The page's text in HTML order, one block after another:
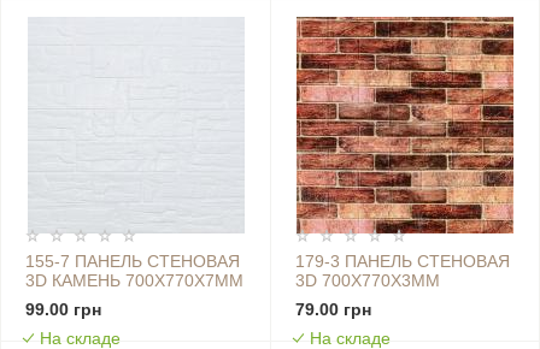
155-7 ПАНЕЛЬ СТЕНОВАЯ
3D КАМЕНЬ 700Х770Х7ММ
БЕЛЫЙ SW-00003396
99.00 грн
На складе
179-3 ПАНЕЛЬ СТЕНОВАЯ
3D 700Х770Х3ММ
КОРИЧНЕВЫЙ (КИРПИЧ)
SW-00001771
79.00 грн
На складе